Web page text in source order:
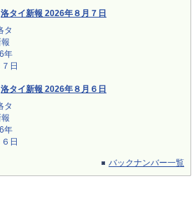
洛タイ新報 2026年８月７日
洛タイ新報 2026年８月６日
バックナンバー一覧